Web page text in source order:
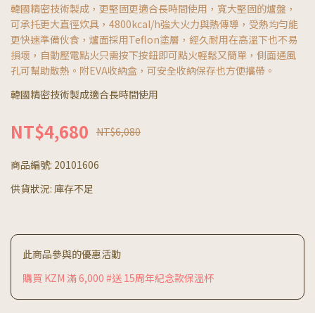
韓國精密技術製成，更堅固更適合長時間使用，寬大堅固的爐盤，
可承托更大直徑炊具，4800kcal/h強大火力與熱傳導，受熱均勻能
更快速準備伙食，爐面採用Teflon塗層，經久耐用在高溫下也不易
損壞，自動壓電點火只需按下按鈕即可點火輕鬆又簡單，側面通風
孔可幫助散熱。附EVA收納盒，可安全收納保存也方便攜帶。
韓國精密技術製成適合長時間使用
NT$4,680 NT$6,080
商品編號: 20101606
供貨狀況: 庫存不足
此商品參與的優惠活動
購買 KZM 滿 6,000 #送 15周年紀念款保溫杯